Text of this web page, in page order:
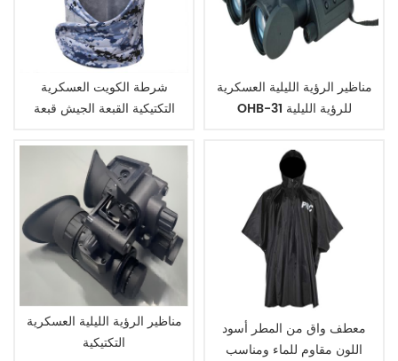
شرطة الكويت العسكرية
التكتيكية القبعة الجيش قبعة
مناظير الرؤية الليلية العسكرية
OHB-31 للرؤية الليلية
مناظير الرؤية الليلية العسكرية
التكتيكية
معطف واق من المطر أسود
اللون مقاوم للماء ومناسب